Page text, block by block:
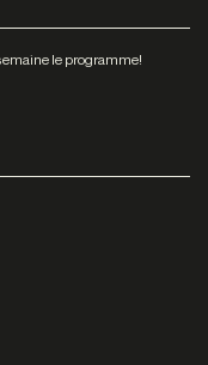
le programme!